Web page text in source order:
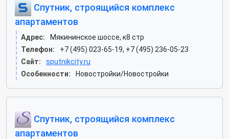
Спутник, строящийся комплекс
апартаментов
Адрес:
Мякининское шоссе, к8 стр
Телефон:
+7 (495) 023-65-19, +7 (495) 236-05-23
Сайт:
sputnikcity.ru
Особенности:
Новостройки/Новостройки
Спутник, строящийся комплекс
апартаментов